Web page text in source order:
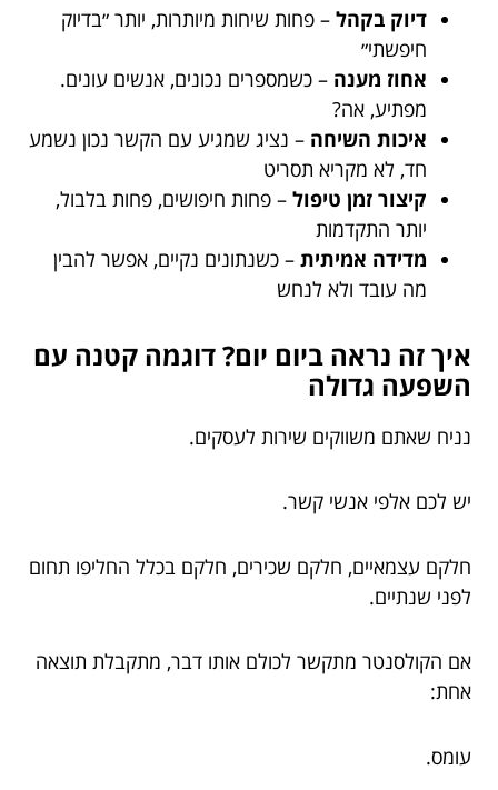
דיוק בקהל – פחות שיחות מיותרות, יותר ״בדיוק
חיפשתי״
אחוז מענה – כשמספרים נכונים, אנשים עונים.
מפתיע, אה?
איכות השיחה – נציג שמגיע עם הקשר נכון נשמע
חד, לא מקריא תסריט
קיצור זמן טיפול – פחות חיפושים, פחות בלבול,
יותר התקדמות
מדידה אמיתית – כשנתונים נקיים, אפשר להבין
מה עובד ולא לנחש
איך זה נראה ביום יום? דוגמה קטנה עם
השפעה גדולה
נניח שאתם משווקים שירות לעסקים.
יש לכם אלפי אנשי קשר.
חלקם עצמאיים, חלקם שכירים, חלקם בכלל החליפו תחום
לפני שנתיים.
אם הקולסנטר מתקשר לכולם אותו דבר, מתקבלת תוצאה
אחת:
עומס.